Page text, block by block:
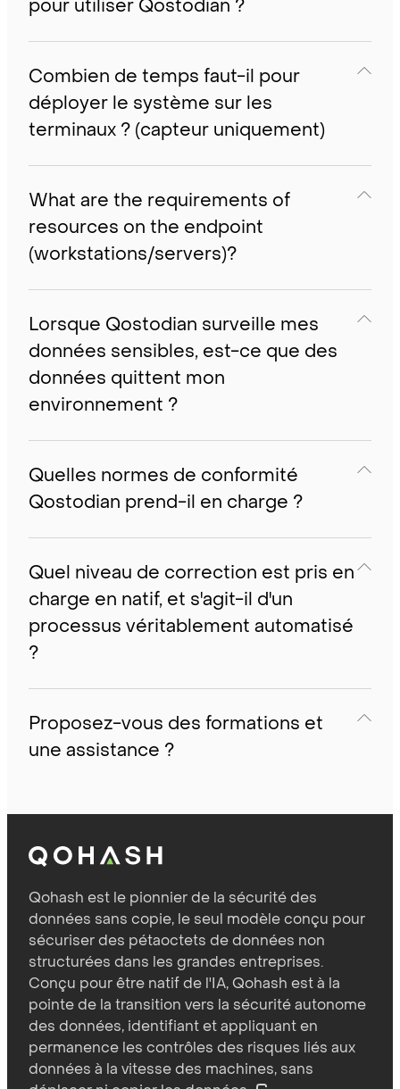
pour utiliser Qostodian ?
Combien de temps faut-il pour
déployer le système sur les
terminaux ? (capteur uniquement)
What are the requirements of
resources on the endpoint
(workstations/servers)?
Lorsque Qostodian surveille mes
données sensibles, est-ce que des
données quittent mon
environnement ?
Quelles normes de conformité
Qostodian prend-il en charge ?
Quel niveau de correction est pris en
charge en natif, et s'agit-il d'un
processus véritablement automatisé
?
Proposez-vous des formations et
une assistance ?
Qohash est le pionnier de la sécurité des
données sans copie, le seul modèle conçu pour
sécuriser des pétaoctets de données non
structurées dans les grandes entreprises.
Conçu pour être natif de l'IA, Qohash est à la
pointe de la transition vers la sécurité autonome
des données, identifiant et appliquant en
permanence les contrôles des risques liés aux
données à la vitesse des machines, sans